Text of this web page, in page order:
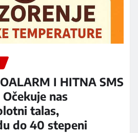
I HITNA SMS
Očekuje nas
talas,
do 40 stepeni